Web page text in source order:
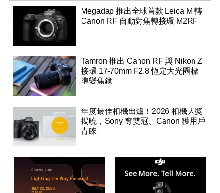
Megadap 推出全球首款 Leica M 轉
Canon RF 自動對焦轉接環 M2RF
Tamron 推出 Canon RF 與 Nikon Z
接環 17-70mm F2.8 恆定大光圈標
準變焦鏡
年度最佳相機出爐！2026 相機大獎
揭曉，Sony 奪雙冠、Canon 獲用戶
青睞